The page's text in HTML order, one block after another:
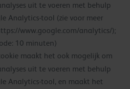
uit te voeren met behulp
Analytics-tool (zie voor meer
www.google.com/analytics/);
10 minuten)
maakt het ook mogelijk om
uit te voeren met behulp
Analytics-tool, en maakt het